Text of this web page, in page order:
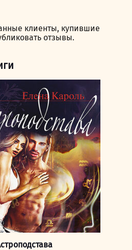
клиенты, купившие
отзывы.